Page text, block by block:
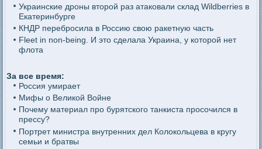
Украинские дроны второй раз атаковали склад Wildberries в
Екатеринбурге
КНДР перебросила в Россию свою ракетную часть
Fleet in non-being. И это сделала Украина, у которой нет
флота
За все время:
Россия умирает
Мифы о Великой Войне
Почему материал про бурятского танкиста просочился в
прессу?
Портрет министра внутренних дел Колокольцева в кругу
семьи и братвы